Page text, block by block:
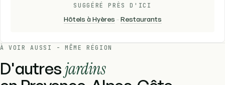
SUGGÉRÉ PRÈS D'ICI
Hôtels à Hyères -Restaurants
À VOIR AUSSI - MÊME RÉGION
D'autresjardins